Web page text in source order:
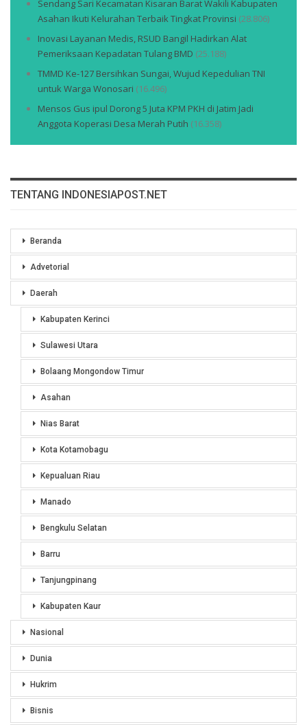
Sendang Sari Kecamatan Kisaran Barat Wakili Kabupaten
Asahan Ikuti Kelurahan Terbaik Tingkat Provinsi (28.806)
Inovasi Layanan Medis, RSUD Bangil Hadirkan Alat
Pemeriksaan Kepadatan Tulang BMD (25.188)
TMMD Ke-127 Bersihkan Sungai, Wujud Kepedulian TNI
untuk Warga Wonosari (16.496)
Mensos Gus ipul Dorong 5 Juta KPM PKH di Jatim Jadi
Anggota Koperasi Desa Merah Putih (16.358)
TENTANG INDONESIAPOST.NET
Beranda
Advetorial
Daerah
Kabupaten Kerinci
Sulawesi Utara
Bolaang Mongondow Timur
Asahan
Nias Barat
Kota Kotamobagu
Kepualuan Riau
Manado
Bengkulu Selatan
Barru
Tanjungpinang
Kabupaten Kaur
Nasional
Dunia
Hukrim
Bisnis